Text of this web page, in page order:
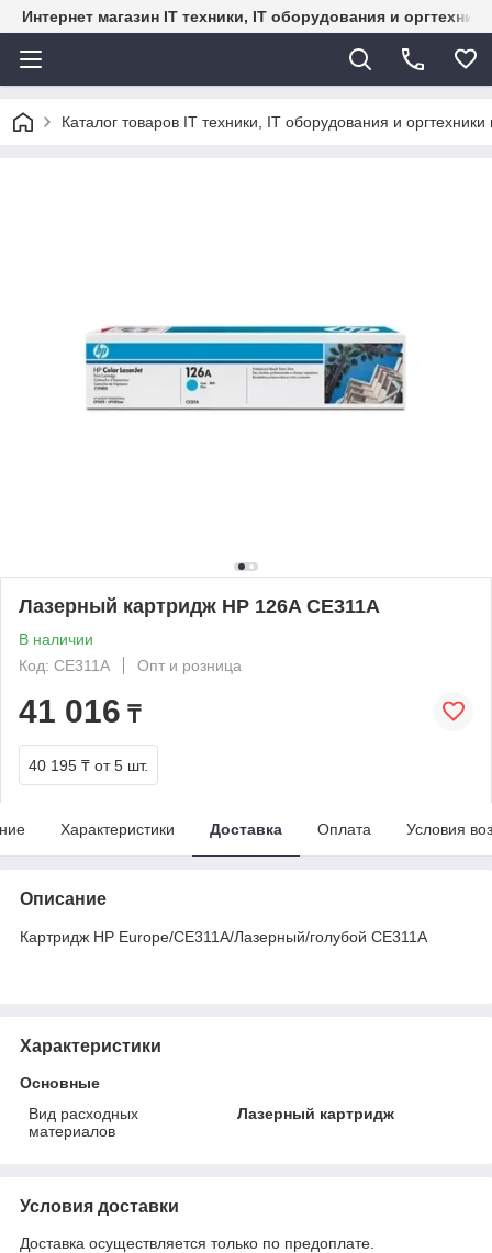
Интернет магазин IT техники, IT оборудования и
Каталог товаров IT техники, IT оборудования и
Лазерный картридж HP 126A CE311A
В наличии
Код: CE311A
Опт и розница
41 016 ₸
40 195 ₸ от 5 шт.
Характеристики Доставка Оплата Условия
Описание
Картридж HP Europe/CE311A/Лазерный/голубой CE311A
Характеристики
Основные
Вид расходных
материалов
Лазерный картридж
Условия доставки
Доставка осуществляется только по предоплате.